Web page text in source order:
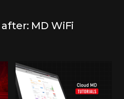
MD WiFi